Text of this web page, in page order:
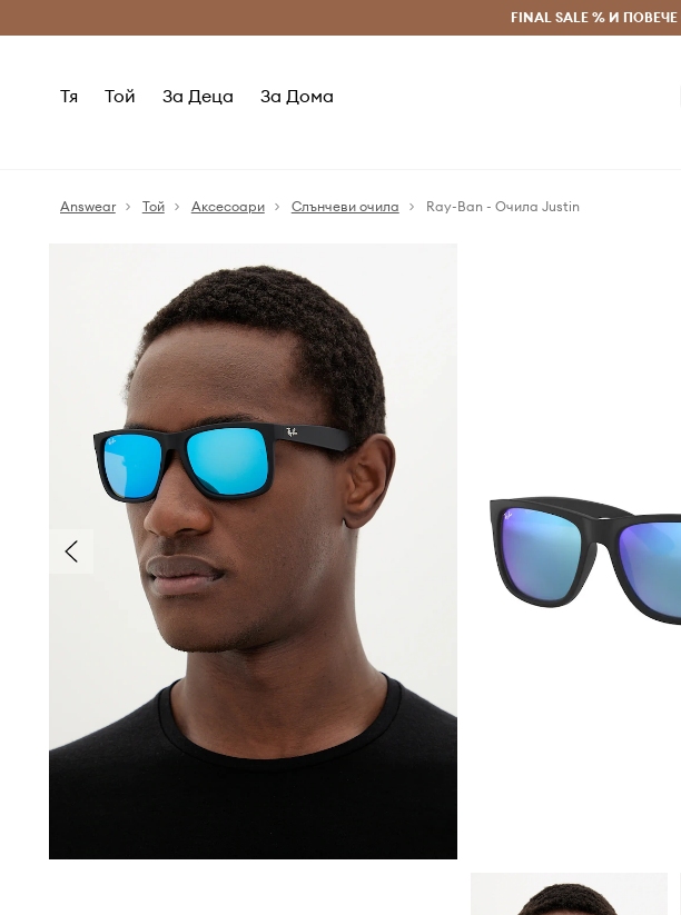
Безплатни доставка и връщане за поръчки над
FINAL SALE % И
Тя Той За Деца За Дома
Answear Той Аксесоари Слънчеви очила Ray-Ban - Очила Justin